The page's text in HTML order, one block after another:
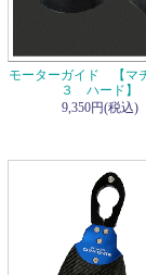
モーターガイド 【マ
３ ハード】
9,350円(税込)